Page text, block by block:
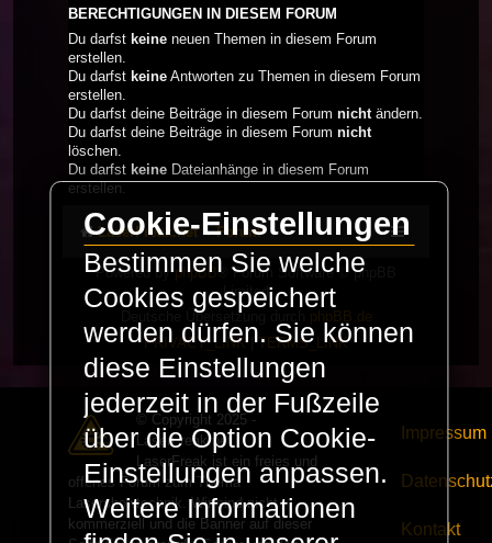
BERECHTIGUNGEN IN DIESEM FORUM
Du darfst keine neuen Themen in diesem Forum
erstellen.
Du darfst keine Antworten zu Themen in diesem Forum
erstellen.
Du darfst deine Beiträge in diesem Forum nichtändern.
Du darfst deine Beiträge in diesem Forum nicht
löschen.
Du darfst keine Dateianhänge in diesem Forum
erstellen.
LaserFreak.net Forum
Powered byphpBB ® Forum Software © phpBB
Limited
Deutsche Übersetzung durch phpBB.de
PRIVACY_LINK|TERMS_LINK
© Copyright 2025 -
LaserFreak.net
LaserFreak ist ein freies und
offenes Forum zum Thema
Lasershowtechnik. Wir sind nicht
kommerziell und die Banner auf dieser
Impressum
Kontakt
Cookie-Einstellungen
Bestimmen Sie welche
Cookies gespeichert
werden dürfen. Sie können
diese Einstellungen
jederzeit in der Fußzeile
über die Option Cookie-
Einstellungen anpassen.
Weitere Informationen